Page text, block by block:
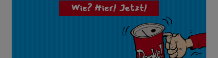
Wie? Hier! Jetzt!